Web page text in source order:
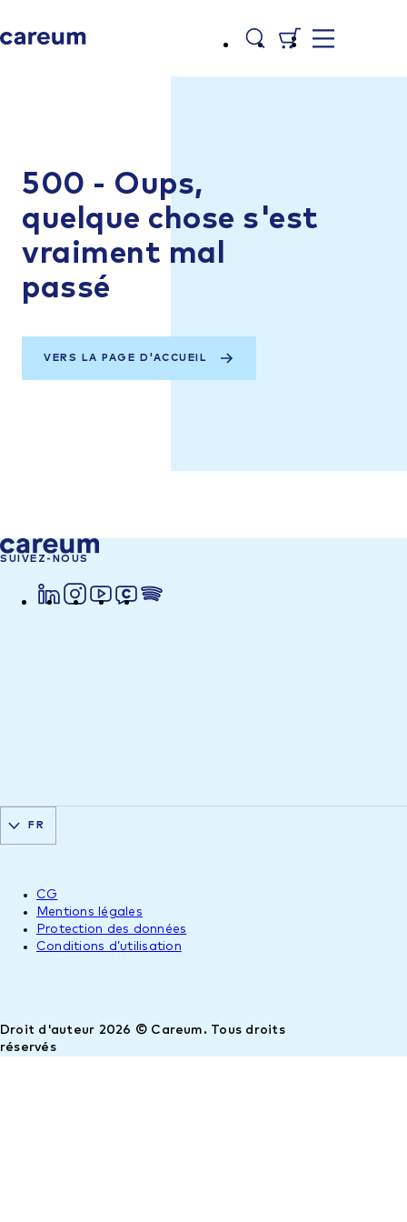
500 - Oups,
quelque chose s'est
vraiment mal
passé
VERS LA PAGE D'ACCUEIL
SUIVEZ-NOUS
Droit d'auteur 2026 © Careum. Tous droits
réservés
CG
Mentions légales
Protection des données
Conditions d’utilisation
FR